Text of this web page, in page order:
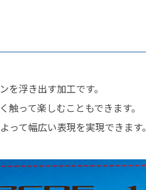
浮き出す加工です。
って楽しむこともできます。
て幅広い表現を実現できます。